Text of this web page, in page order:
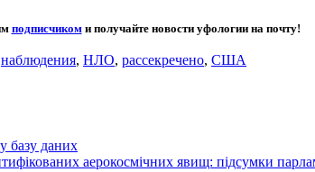
подписчикоми получайте новости уфологии на почту!
наблюдения, НЛО, рассекречено, США
базу даних
аерокосмічних явищ: підсумки